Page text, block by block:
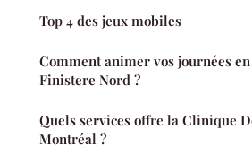
Top 4 des jeux mobiles
Comment animer vos journées
Finistere Nord ?
Quels services offre la Clinique
Montréal ?